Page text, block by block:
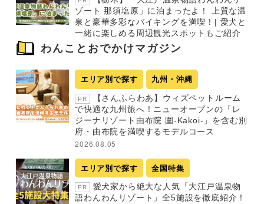
ゾート 那須塩原」に泊まったよ！ 上質な温
泉と豪華多彩なバイキングを満喫！| 愛犬と
一緒に楽しめる周辺観光スポットもご紹介
わんことおでかけマガジン
エリア別で探す 九州・沖縄
PR
【さんふらわあ】ウィズペットルーム
で快適な九州旅へ！ニューオープンの「レ
ジーナリゾート由布院 圍-Kakoi-」を含む別
府・由布院を満喫するモデルコース
2026.08.05
エリア別で探す 全国特集
PR
愛犬家から絶大な人気「大江戸温泉物
語わんわんリゾート」全5施設を徹底紹介！